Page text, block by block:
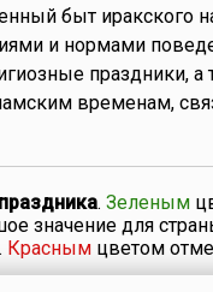
быт иракского
и нормами
праздники,
временам,
. Зеленым
значение для
Краснымцветом